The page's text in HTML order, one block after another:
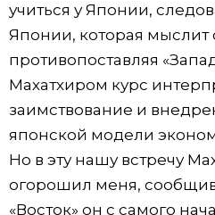
учиться у Японии,
Японии, которая мыслит
противопоставляя
Махатхиром курс
заимствование и
японской модели
Но в эту нашу встречу
огорошил меня,
«Восток» он с самого